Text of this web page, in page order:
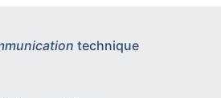
technique